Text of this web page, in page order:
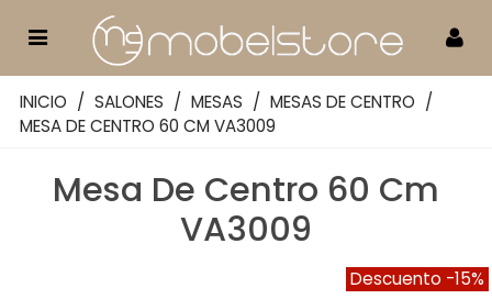
INICIO / SALONES / MESAS / MESAS DE CENTRO /
MESA DE CENTRO 60 CM VA3009
Mesa De Centro 60 Cm
VA3009
Descuento -15%